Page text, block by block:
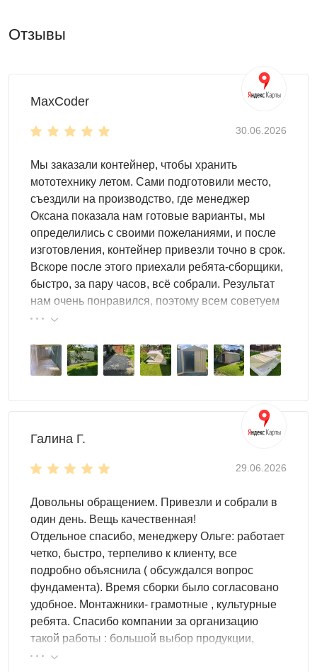
Отзывы
MaxCoder
30.06.2026
Мы заказали контейнер, чтобы хранить
мототехнику летом. Сами подготовили место,
съездили на производство, где менеджер
Оксана показала нам готовые варианты, мы
определились с своими пожеланиями, и после
изготовления, контейнер привезли точно в срок.
Вскоре после этого приехали ребята-сборщики,
быстро, за пару часов, всё собрали. Результат
нам очень понравился, поэтому всем советуем
эту фирму.
Галина Г.
29.06.2026
Довольны обращением. Привезли и собрали в
один день. Вещь качественная!
Отдельное спасибо, менеджеру Ольге: работает
четко, быстро, терпеливо к клиенту, все
подробно объяснила ( обсуждался вопрос
фундамента). Время сборки было согласовано
удобное. Монтажники- грамотные , культурные
ребята. Спасибо компании за организацию
такой работы : большой выбор продукции,
реальные цены.